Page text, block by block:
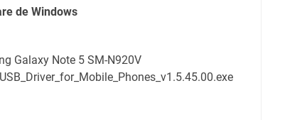
de Windows
Galaxy Note 5 SM-N920V